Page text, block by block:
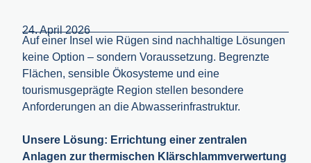
24. April 2026
Auf einer Insel wie Rügen sind nachhaltige Lösungen
keine Option – sondern Voraussetzung. Begrenzte
Flächen, sensible Ökosysteme und eine
tourismusgeprägte Region stellen besondere
Anforderungen an die Abwasserinfrastruktur.
Unsere Lösung: Errichtung einer zentralen
Anlagen zur thermischen Klärschlammverwertung